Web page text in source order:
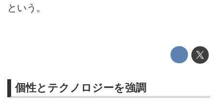
という。
個性とテクノロジーを強調